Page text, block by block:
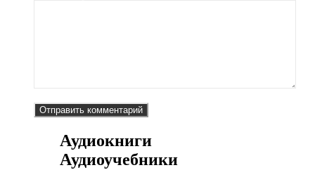
Аудиокниги
Аудиоучебники